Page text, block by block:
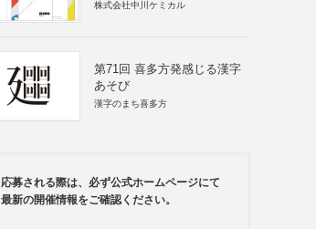
株式会社中川ケミカル
第71回 喜多方発感じる漢字
あそび
漢字のまち喜多方
応募される際は、必ず公式ホームページにて
最新の開催情報をご確認ください。